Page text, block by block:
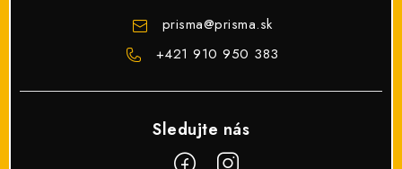
prisma@prisma.sk
+421 910 950 383